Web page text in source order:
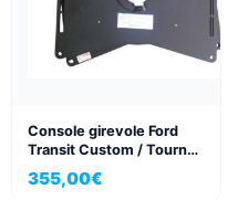
Console girevole Ford
Transit Custom / Tourneo
lato guida con
abbassamento del freno
355,00€